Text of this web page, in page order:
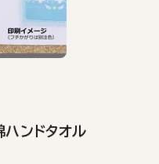
ハンドタオル